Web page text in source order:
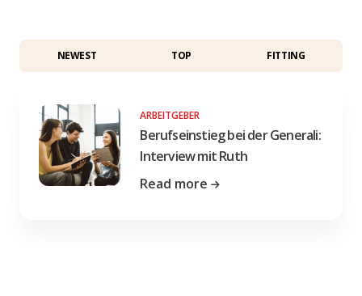
NEWEST TOP FITTING
ARBEITGEBER
Berufseinstieg bei der Generali:
Interview mit Ruth
Read more